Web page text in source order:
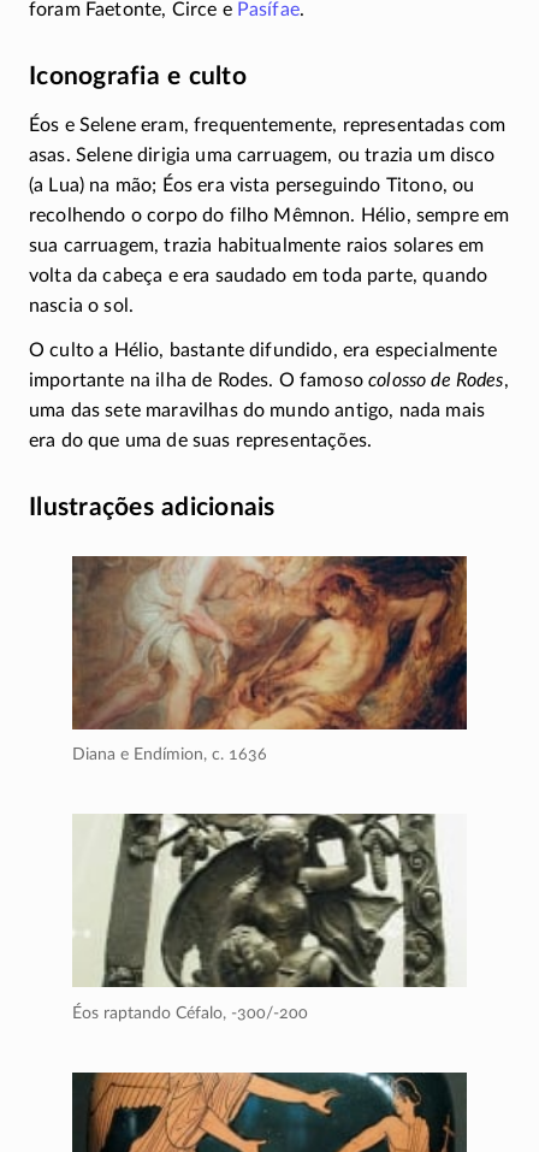
foram Faetonte, Circe e Pasífae.
Iconografia e culto
Éos e Selene eram, frequentemente, representadas com
asas. Selene dirigia uma carruagem, ou trazia um disco
(a Lua) na mão; Éos era vista perseguindo Titono, ou
recolhendo o corpo do filho Mêmnon. Hélio, sempre em
sua carruagem, trazia habitualmente raios solares em
volta da cabeça e era saudado em toda parte, quando
nascia o sol.
O culto a Hélio, bastante difundido, era especialmente
importante na ilha de Rodes. O famosocolosso de Rodes,
uma das sete maravilhas do mundo antigo, nada mais
era do que uma de suas representações.
Ilustrações adicionais
Diana e Endímion, c. 1636
Éos raptando Céfalo, -300/-200